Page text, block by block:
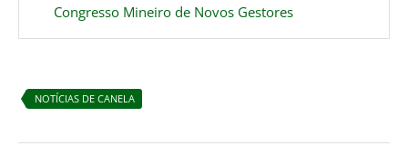
Congresso Mineiro de Novos Gestores
NOTÍCIAS DE CANELA